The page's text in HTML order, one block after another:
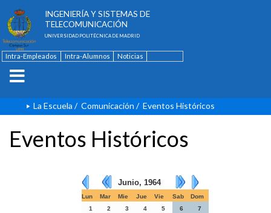
INGENIERÍA Y SISTEMAS DE
TELECOMUNICACIÓN
UNIVERSIDAD POLITÉCNICA DE MADRID
Intra-Empleados Intra-Alumnos
Noticias
La Escuela / Comunicación / Eventos Históricos
Eventos Históricos
Junio, 1964
Lun Mar Mie Jue Vie Sab
Dom
1
2 3 4 5 6
7